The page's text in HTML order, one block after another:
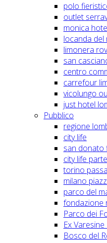
polo
outlet
monica
locanda del
limonera
san
centro
carrefour
vicolungo
just hotel
Pubblico
regione
city life
san donato
city life
torino
milano
parco del
fondazione
Parco dei
Ex
Bosco del